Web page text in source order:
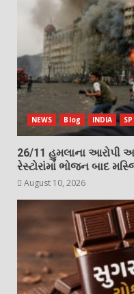
NEWS Blog INDIA
26/11 હુમલાના
રેસ્ટોરાંમાં ભોજન બાદ
August 10, 2026